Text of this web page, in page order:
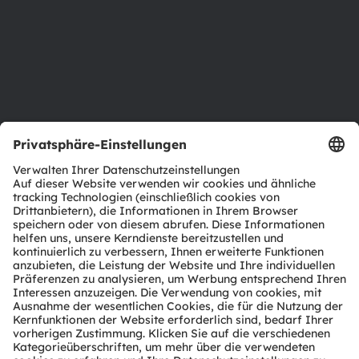
Produkt Selektor
Download Center
Tools
Kundenanfragen
Technischer Support
Partner Netzwerk
Whistleblowing